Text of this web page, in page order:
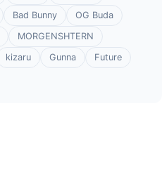
Bad Bunny
OG Buda
MORGENSHTERN
kizaru Gunna
Future